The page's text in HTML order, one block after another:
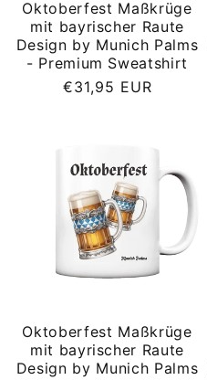
Oktoberfest Maßkrüge
mit bayrischer Raute
Design by Munich Palms
- Premium Sweatshirt
Normaler
€31,95 EUR
Oktoberfest Maßkrüge
mit bayrischer Raute
Design by Munich Palms